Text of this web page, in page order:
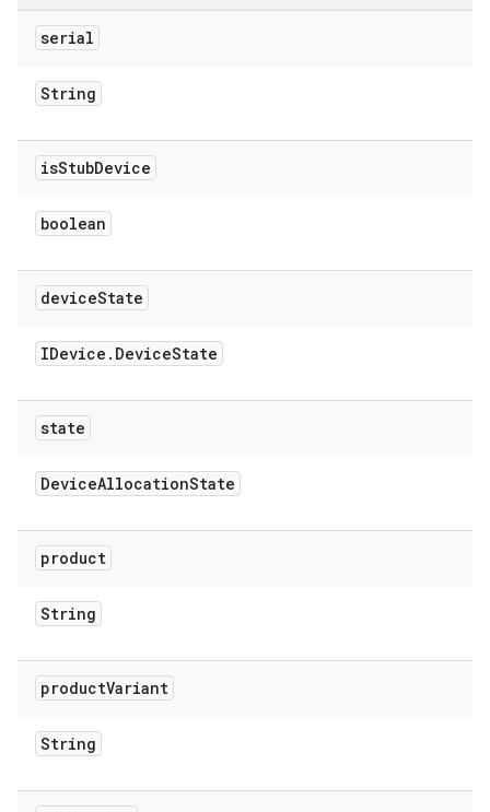
serial
String
isStubDevice
boolean
deviceState
IDevice . DeviceState
state
DeviceAllocationState
product
String
productVariant
String